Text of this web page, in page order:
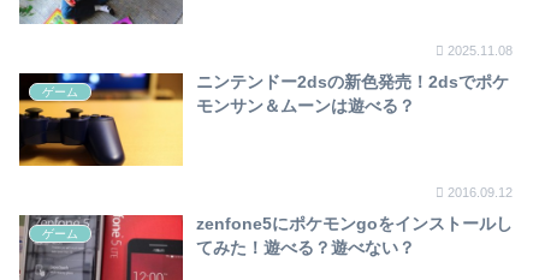
2025.11.08
ゲーム
ニンテンドー2dsの新色発売！2dsでポケ
モンサン＆ムーンは遊べる？
2016.09.12
ゲーム
zenfone5にポケモンgoをインストールし
てみた！遊べる？遊べない？